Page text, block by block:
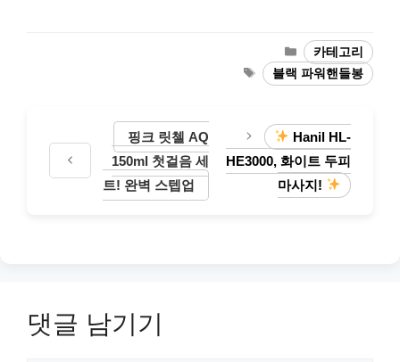
카
테
고
카테고리
태
그
블랙 파워핸들봉
핑크 릿첼 AQ
150ml 첫걸음 세
트! 완벽 스텝업
Hanil HL-
HE3000, 화이트 두피
마사지!
댓글 남기기